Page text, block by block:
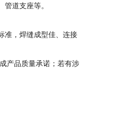
道支座等。
，焊缝成型佳、连接
产品质量承诺；若有涉